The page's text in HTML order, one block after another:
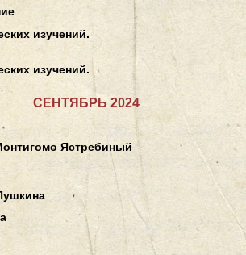
изучений.
изучений.
СЕНТЯБРЬ 2024
Ястребиный